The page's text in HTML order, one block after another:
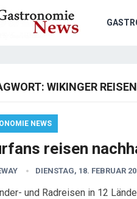
WIKINGER REISEN
NEWS
reisen
DIENSTAG, 18. FEBRUAR
und Radreisen in 12